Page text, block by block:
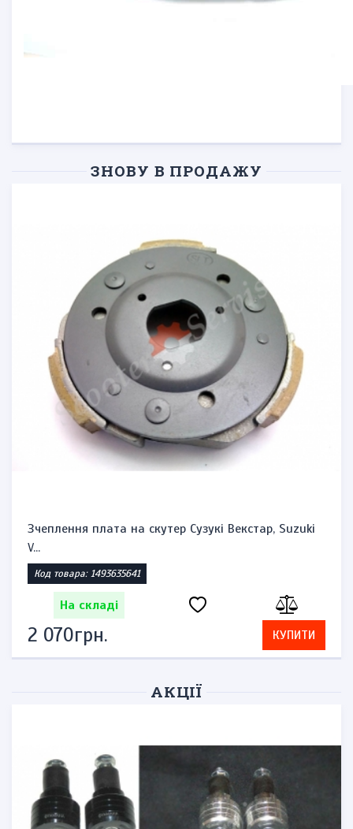
ЗНОВУ В ПРОДАЖУ
Зчеплення плата на скутер Сузукі Векстар, Suzuki
V...
Код товара: 1493635641
На складі
2 070грн. КУПИТИ
АКЦІЇ